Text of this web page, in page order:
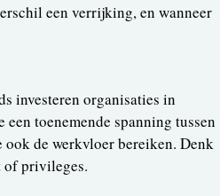
een verrijking, en wanneer
investeren organisaties in
toenemende spanning tussen
ook de werkvloer bereiken. Denk
of privileges.